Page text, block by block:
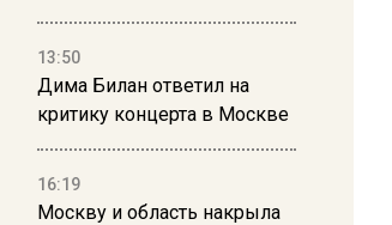
13:50
Дима Билан ответил на
критику концерта в Москве
16:19
Москву и область накрыла